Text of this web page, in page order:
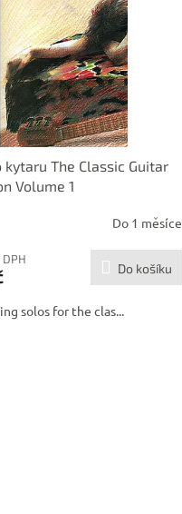
kytaru The Classic Guitar
Volume 1
Do 1 měsíce
DPH
Do košíku
solos for the clas...